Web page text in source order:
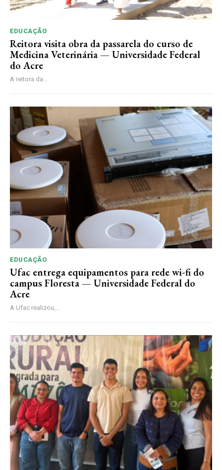
EDUCAÇÃO
Reitora visita obra da passarela do curso de
Medicina Veterinária — Universidade Federal
do Acre
A reitora da...
EDUCAÇÃO
Ufac entrega equipamentos para rede wi-fi do
campus Floresta — Universidade Federal do
Acre
A Ufac realizou,...